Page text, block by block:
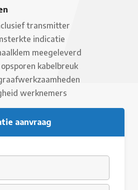
transmitter
indicatie
meegeleverd
kabelbreuk
werknemers
aanvraag